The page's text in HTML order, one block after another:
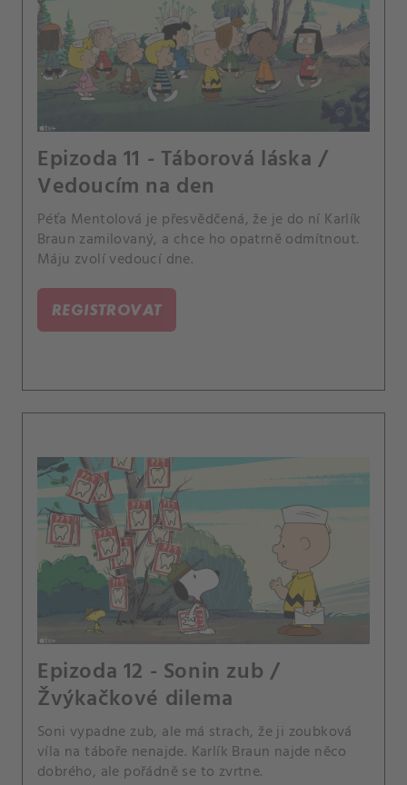
Epizoda 11 - Táborová láska /
Vedoucím na den
Péťa Mentolová je přesvědčená, že je do ní Karlík
Braun zamilovaný, a chce ho opatrně odmítnout.
Máju zvolí vedoucí dne.
REGISTROVAT
Epizoda 12 - Sonin zub /
Žvýkačkové dilema
Soni vypadne zub, ale má strach, že ji zoubková
víla na táboře nenajde. Karlík Braun najde něco
dobrého, ale pořádně se to zvrtne.